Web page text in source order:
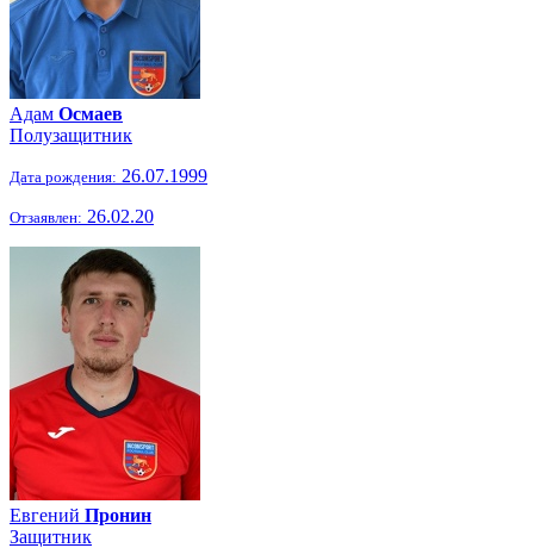
Адам Осмаев
Полузащитник
Дата рождения: 26.07.1999
Отзаявлен: 26.02.20
Евгений Пронин
Защитник